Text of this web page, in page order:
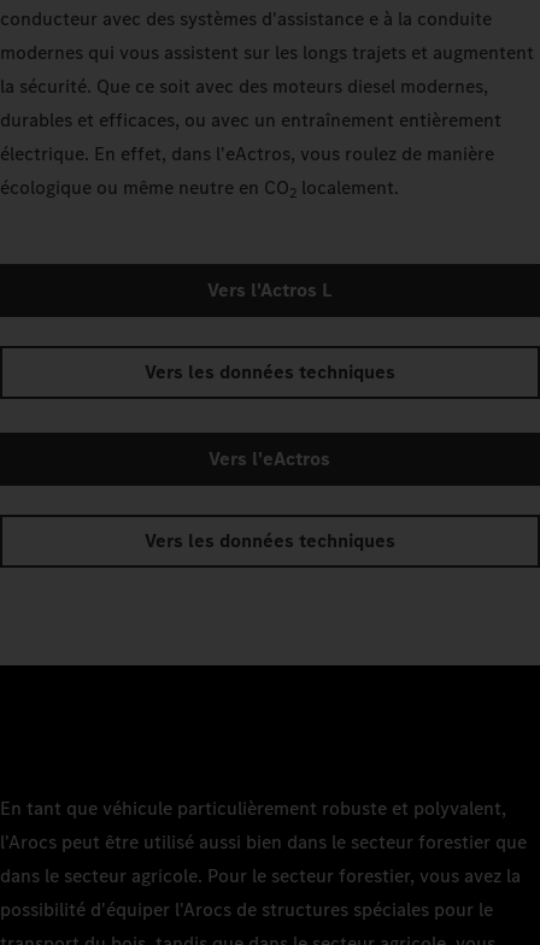
conducteur avec des systèmes d'assistance e à la conduite
modernes qui vous assistent sur les longs trajets et augmentent
la sécurité. Que ce soit avec des moteurs diesel modernes,
durables et efficaces, ou avec un entraînement entièrement
électrique. En effet, dans l'eActros, vous roulez de manière
écologique ou même neutre en CO2 localement.
Vers l'Actros L
Vers les données techniques
Vers l'eActros
Vers les données techniques
En tant que véhicule particulièrement robuste et polyvalent,
l'Arocs peut être utilisé aussi bien dans le secteur forestier que
dans le secteur agricole. Pour le secteur forestier, vous avez la
possibilité d'équiper l'Arocs de structures spéciales pour le